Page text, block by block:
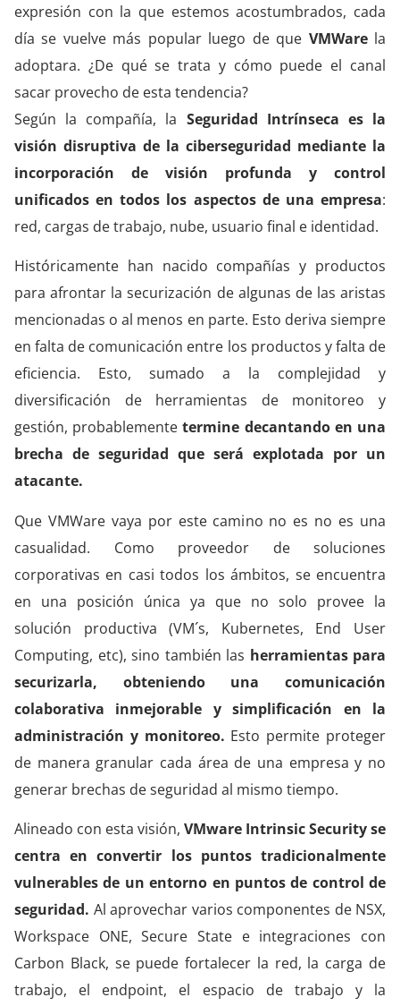
expresión con la que estemos acostumbrados, cada
día se vuelve más popular luego de que VMWarela
adoptara. ¿De qué se trata y cómo puede el canal
sacar provecho de esta tendencia?
Según la compañía, la Seguridad Intrínseca es la
visión disruptiva de la ciberseguridad mediante la
incorporación de visión profunda y control
unificados en todos los aspectos de una empresa:
red, cargas de trabajo, nube, usuario final e identidad.
Históricamente han nacido compañías y productos
para afrontar la securización de algunas de las aristas
mencionadas o al menos en parte. Esto deriva siempre
en falta de comunicación entre los productos y falta de
eficiencia. Esto, sumado a la complejidad y
diversificación de herramientas de monitoreo y
gestión, probablementetermine decantando en una
brecha de seguridad que será explotada por un
atacante.
Que VMWare vaya por este camino no es no es una
casualidad. Como proveedor de soluciones
corporativas en casi todos los ámbitos, se encuentra
en una posición única ya que no solo provee la
solución productiva (VM´s, Kubernetes, End User
Computing, etc), sino también las herramientas para
securizarla, obteniendo una comunicación
colaborativa inmejorable y simplificación en la
administración y monitoreo. Esto permite proteger
de manera granular cada área de una empresa y no
generar brechas de seguridad al mismo tiempo.
Alineado con esta visión, VMware Intrinsic Security se
centra en convertir los puntos tradicionalmente
vulnerables de un entorno en puntos de control de
seguridad. Al aprovechar varios componentes de NSX,
Workspace ONE, Secure State e integraciones con
Carbon Black, se puede fortalecer la red, la carga de
trabajo, el endpoint, el espacio de trabajo y la